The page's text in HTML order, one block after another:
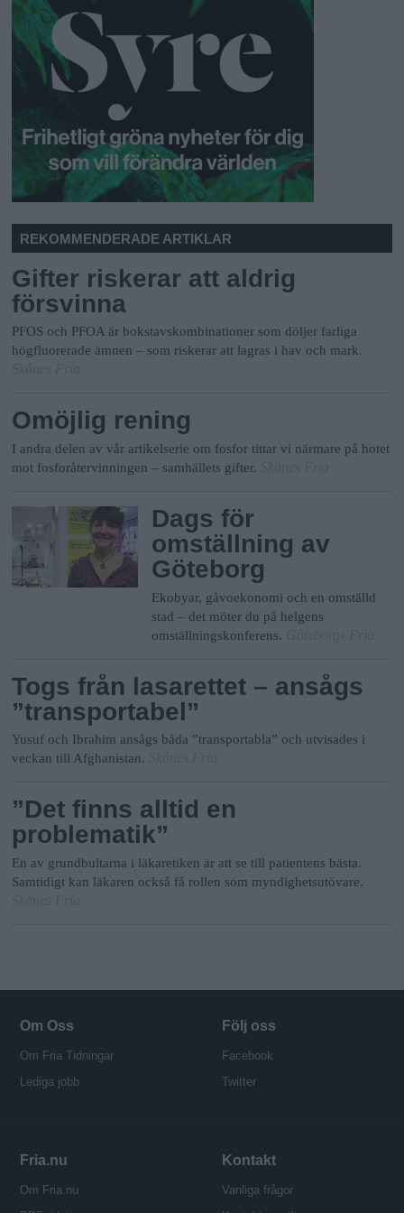
REKOMMENDERADE ARTIKLAR
Gifter riskerar att aldrig
försvinna
PFOS och PFOA är bokstavskombinationer som döljer farliga
högfluorerade ämnen – som riskerar att lagras i hav och mark.
Omöjlig rening
I andra delen av vår artikelserie om fosfor tittar vi närmare på hotet
mot fosforåtervinningen – samhällets gifter.
Dags för
omställning av
Göteborg
Ekobyar, gåvoekonomi och en omställd
stad – det möter du på helgens
omställningskonferens.
Togs från lasarettet – ansågs
”transportabel”
Yusuf och Ibrahim ansågs båda ”transportabla” och utvisades i
veckan till Afghanistan.
”Det finns alltid en
problematik”
En av grundbultarna i läkaretiken är att se till patientens bästa.
Samtidigt kan läkaren också få rollen som myndighetsutövare.
Om Oss
Om Fria Tidningar
Lediga jobb
Följ oss
Facebook
Twitter
Fria.nu
Om Fria.nu
Kontakt
Vanliga frågor